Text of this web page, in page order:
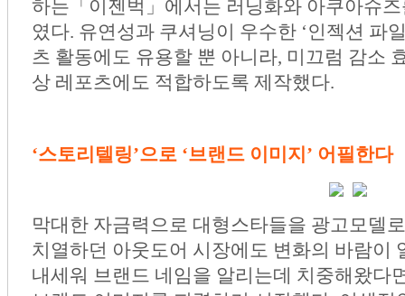
하는「이젠벅」에서는 러닝화와 아쿠아슈
였다. 유연성과 쿠셔닝이 우수한 ‘인젝션 파
츠 활동에도 유용할 뿐 아니라, 미끄럼 감소
상 레포츠에도 적합하도록 제작했다.
‘스토리텔링’으로 ‘브랜드 이미지’ 어필한다
막대한 자금력으로 대형스타들을 광고모델
치열하던 아웃도어 시장에도 변화의 바람이
내세워 브랜드 네임을 알리는데 치중해왔다